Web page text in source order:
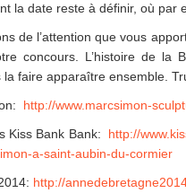
la date reste à définir, où par
de l’attention que vous
concours. L’histoire de la
faire apparaître ensemble.
http://www.marcsimon-
Kiss Bank Bank: http://
a-saint-aubin-du-cormier
http://